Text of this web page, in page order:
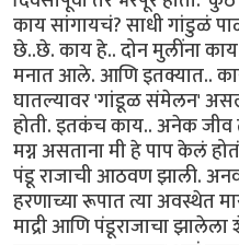
काय सांगायचं? साधी गांडुळं
छे..छे. काय हे.. दोन मुलींना
मनात आले. आणि इतक्यात..
घातल्यावर 'गांडूळ संमेलन'
होती. इतकंच काय.. अनेक जीव
मग्न असताना मी हे पाप केलं
पंडू राजाची आठवण झाली.
हरणाच्या रूपात त्या अवस्थेत
माद्री आणि पंडूराजाचा